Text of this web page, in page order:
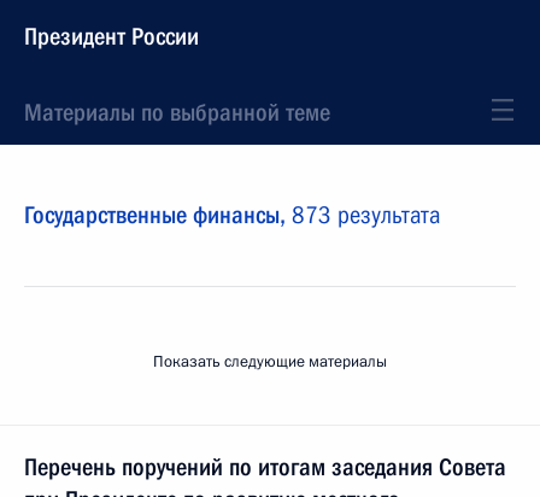
Президент России
Материалы по выбранной теме
Государственные финансы, 873 результата
Показать следующие материалы
Перечень поручений по итогам заседания Совета